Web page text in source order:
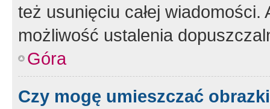
też usunięciu całej
możliwość ustalenia
Góra
Czy mogę umieszczać